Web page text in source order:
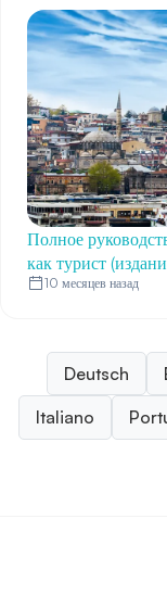
Полное
как турист
10 месяцев назад
Deutsch
Italiano